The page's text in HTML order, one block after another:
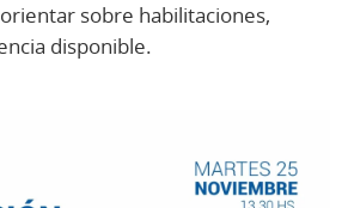
sobre habilitaciones,
disponible.